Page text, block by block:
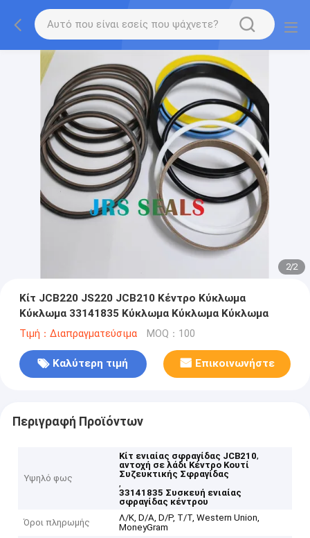
2/2
Κίτ JCB220 JS220 JCB210 Κέντρο Κύκλωμα
Κύκλωμα 33141835 Κύκλωμα Κύκλωμα Κύκλωμα
Τιμή：Διαπραγματεύσιμα MOQ：100
Καλύτερη τιμή Επικοινωνήστε
Περιγραφή Προϊόντων
Υψηλό φως
Κίτ ενιαίας σφραγίδας JCB210,
αντοχή σε λάδι Κέντρο Κουτί
Συζευκτικής Σφραγίδας
,
33141835 Συσκευή ενιαίας
σφραγίδας κέντρου
Όροι πληρωμής
Λ/Κ, D/A, D/P, T/T, Western Union,
MoneyGram